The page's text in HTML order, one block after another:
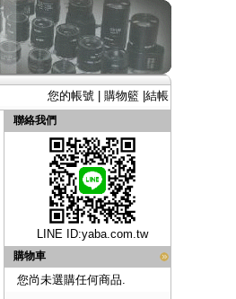
您的帳號 購物籃 結帳
聯絡我們
LINE ID:yaba.com.tw
購物車
您尚未選購任何商品.